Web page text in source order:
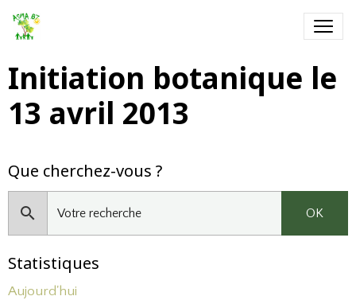
Initiation botanique le
13 avril 2013
Que cherchez-vous ?
OK
Statistiques
Aujourd'hui